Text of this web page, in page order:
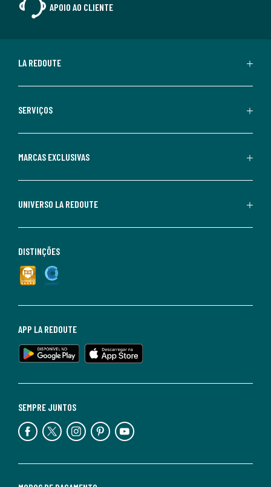
APOIO AO CLIENTE
LA REDOUTE
SERVIÇOS
MARCAS EXCLUSIVAS
UNIVERSO LA REDOUTE
SEMPRE JUNTOS
APP LA REDOUTE
DISTINÇÕES